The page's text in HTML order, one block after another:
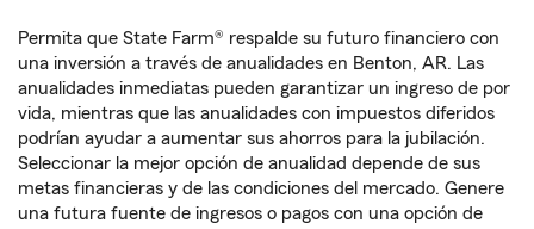
Permita que State Farm® respalde su futuro financiero con
una inversión a través de anualidades en Benton, AR. Las
anualidades inmediatas pueden garantizar un ingreso de por
vida, mientras que las anualidades con impuestos diferidos
podrían ayudar a aumentar sus ahorros para la jubilación.
Seleccionar la mejor opción de anualidad depende de sus
metas financieras y de las condiciones del mercado. Genere
una futura fuente de ingresos o pagos con una opción de